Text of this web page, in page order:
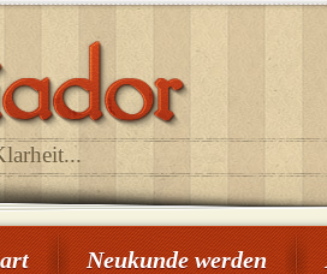
Neukunde werden